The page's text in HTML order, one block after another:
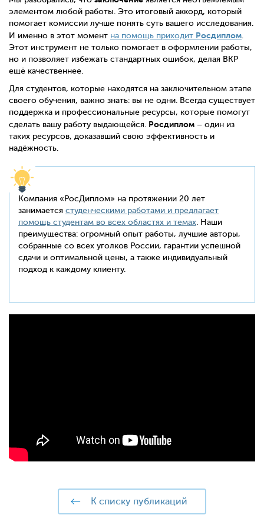
элементом любой работы. Это итоговый аккорд, который
помогает комиссии лучше понять суть вашего исследования.
И именно в этот момент на помощь приходит Росдиплом.
Этот инструмент не только помогает в оформлении работы,
но и позволяет избежать стандартных ошибок, делая ВКР
ещё качественнее.
Для студентов, которые находятся на заключительном этапе
своего обучения, важно знать: вы не одни. Всегда существует
поддержка и профессиональные ресурсы, которые помогут
сделать вашу работу выдающейся. Росдиплом – один из
таких ресурсов, доказавший свою эффективность и
надёжность.
Компания «РосДиплом» на протяжении 20 лет
занимается студенческими работами и предлагает
помощь студентам во всех областях и темах. Наши
преимущества: огромный опыт работы, лучшие авторы,
собранные со всех уголков России, гарантии успешной
сдачи и оптимальной цены, а также индивидуальный
подход к каждому клиенту.
к списку публикаций